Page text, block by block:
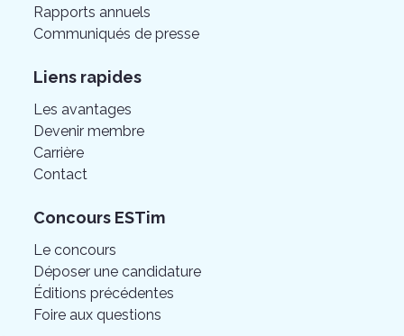
Rapports annuels
Communiqués de presse
Liens rapides
Les avantages
Devenir membre
Carrière
Contact
Concours ESTim
Le concours
Déposer une candidature
Éditions précédentes
Foire aux questions